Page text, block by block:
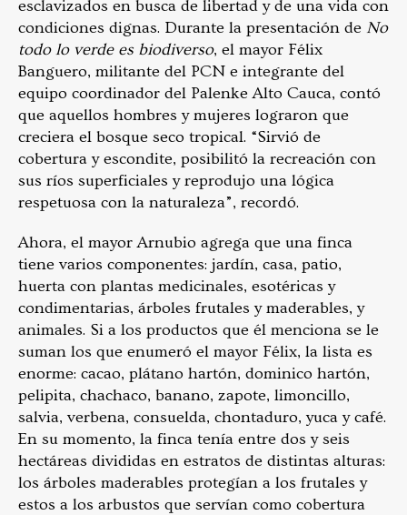
esclavizados en busca de libertad y de una vida con
condiciones dignas. Durante la presentación de No
todo lo verde es biodiverso, el mayor Félix
Banguero, militante del PCN e integrante del
equipo coordinador del Palenke Alto Cauca, contó
que aquellos hombres y mujeres lograron que
creciera el bosque seco tropical. “Sirvió de
cobertura y escondite, posibilitó la recreación con
sus ríos superficiales y reprodujo una lógica
respetuosa con la naturaleza”, recordó.
Ahora, el mayor Arnubio agrega que una finca
tiene varios componentes: jardín, casa, patio,
huerta con plantas medicinales, esotéricas y
condimentarias, árboles frutales y maderables, y
animales. Si a los productos que él menciona se le
suman los que enumeró el mayor Félix, la lista es
enorme: cacao, plátano hartón, dominico hartón,
pelipita, chachaco, banano, zapote, limoncillo,
salvia, verbena, consuelda, chontaduro, yuca y café.
En su momento, la finca tenía entre dos y seis
hectáreas divididas en estratos de distintas alturas:
los árboles maderables protegían a los frutales y
estos a los arbustos que servían como cobertura